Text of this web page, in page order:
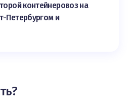
контейнеровоз на
Петербургом и